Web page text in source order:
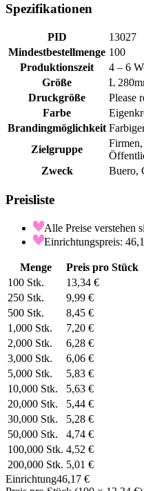
Spezifikationen
PID
13027
Mindestbestellmenge 100
Produktionszeit
4 – 6
Größe
L
Druckgröße
Please
Farbe
Brandingmöglichkeit
Zielgruppe
Zweck
Buero,
Preisliste
Alle Preise verstehen
Einrichtungspreis:
Menge
Preis pro Stück
100 Stk.
13,34 €
250 Stk.
9,99 €
500 Stk.
8,45 €
1,000 Stk.
7,20 €
2,000 Stk.
6,28 €
3,000 Stk.
6,06 €
5,000 Stk.
5,83 €
10,000 Stk.
5,63 €
20,000 Stk.
5,44 €
30,000 Stk.
5,28 €
50,000 Stk.
4,74 €
100,000 Stk. 4,52 €
200,000 Stk. 5,01 €
Einrichtung46,17 €